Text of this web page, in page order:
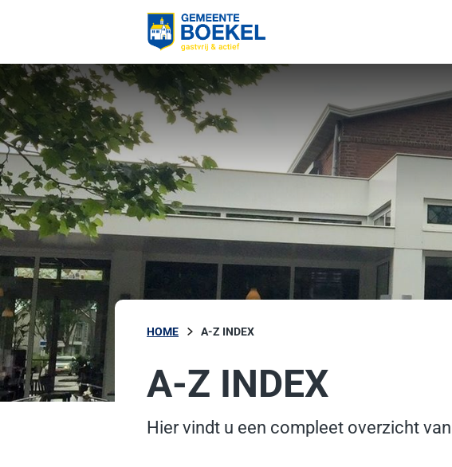
HOME A-Z INDEX
A-Z INDEX
Hier vindt u een compleet overzicht